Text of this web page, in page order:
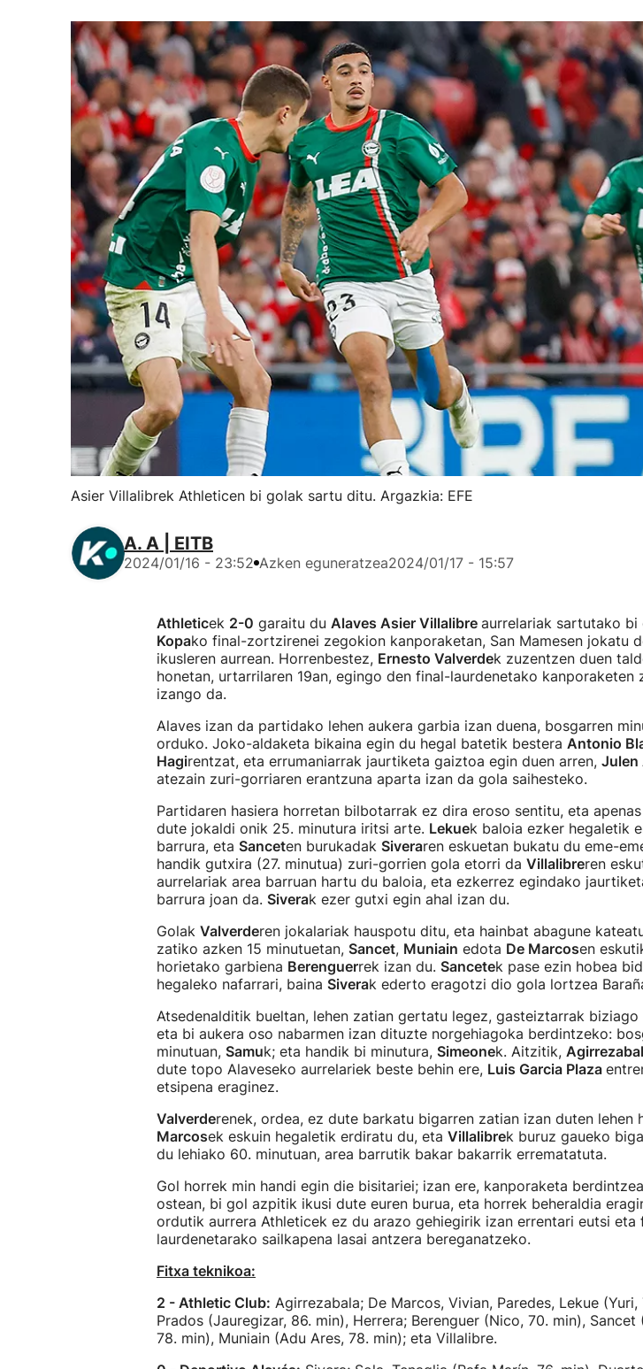
Asier Villalibrek Athleticen bi golak sartu ditu. Argazkia: EFE
A. A | EITB
2024/01/16 - 23:52 Azken eguneratzea2024/01/17 - 15:57
Athleticek 2-0 garaitu du Alaves Asier Villalibre aurrelariak sartutako bi
Kopako final-zortzirenei zegokion kanporaketan, San Mamesen jokatu
ikusleren aurrean. Horrenbestez, Ernesto Valverdek zuzentzen duen
honetan, urtarrilaren 19an, egingo den final-laurdenetako kanporaketen
izango da.
Alaves izan da partidako lehen aukera garbia izan duena, bosgarren
orduko. Joko-aldaketa bikaina egin du hegal batetik bestera Antonio
Hagirentzat, eta errumaniarrak jaurtiketa gaiztoa egin duen arren, Julen
atezain zuri-gorriaren erantzuna aparta izan da gola saihesteko.
Partidaren hasiera horretan bilbotarrak ez dira eroso sentitu, eta
dute jokaldi onik 25. minutura iritsi arte. Lekuek baloia ezker hegaletik
barrura, eta Sanceten burukadak Siveraren eskuetan bukatu du eme-
handik gutxira (27. minutua) zuri-gorrien gola etorri da Villalibreren
aurrelariak area barruan hartu du baloia, eta ezkerrez egindako
barrura joan da. Siverak ezer gutxi egin ahal izan du.
Golak Valverderen jokalariak hauspotu ditu, eta hainbat abagune
zatiko azken 15 minutuetan, Sancet, Muniain edota De Marcosen
horietako garbiena Berenguerrek izan du. Sancetek pase ezin hobea
hegaleko nafarrari, baina Siverak ederto eragotzi dio gola lortzea
Atsedenalditik bueltan, lehen zatian gertatu legez, gasteiztarrak
eta bi aukera oso nabarmen izan dituzte norgehiagoka berdintzeko:
minutuan, Samuk; eta handik bi minutura, Simeonek. Aitzitik,
dute topo Alaveseko aurrelariek beste behin ere, Luis Garcia Plaza
etsipena eraginez.
Valverderenek, ordea, ez dute barkatu bigarren zatian izan duten lehen
Marcosek eskuin hegaletik erdiratu du, eta Villalibrek buruz gaueko
du lehiako 60. minutuan, area barrutik bakar bakarrik errematatuta.
Gol horrek min handi egin die bisitariei; izan ere, kanporaketa
ostean, bi gol azpitik ikusi dute euren burua, eta horrek beheraldia
ordutik aurrera Athleticek ez du arazo gehiegirik izan errentari eutsi eta
laurdenetarako sailkapena lasai antzera bereganatzeko.
Fitxa teknikoa:
2 - Athletic Club: Agirrezabala; De Marcos, Vivian, Paredes, Lekue (Yuri,
Prados (Jauregizar, 86. min), Herrera; Berenguer (Nico, 70. min), Sancet
78. min), Muniain (Adu Ares, 78. min); eta Villalibre.